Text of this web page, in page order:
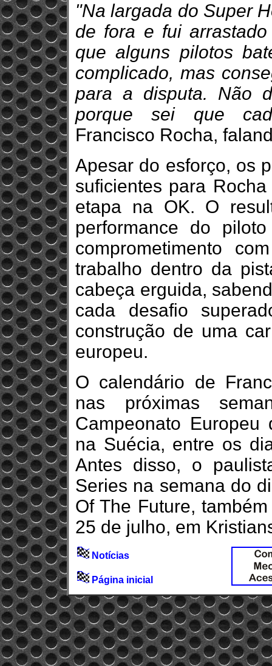
"Na largada do Super
de fora e fui
que alguns pilotos
complicado, mas
para a disputa. Não
porque sei que
Francisco Rocha,
Apesar do esforço, os
suficientes para
etapa na OK. O
performance do
comprometimento
trabalho dentro da
cabeça erguida,
cada desafio
construção de uma
europeu.
O calendário de
nas próximas
Campeonato
na Suécia, entre os
Antes disso, o
Series na semana do
Of The Future,
25 de julho, em
Notícias
Página inicial